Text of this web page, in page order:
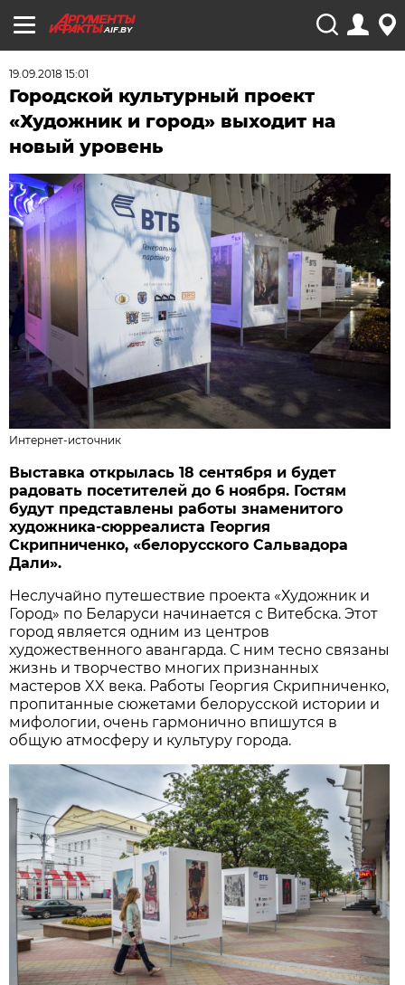
AIF.BY
19.09.2018 15:01
Городской культурный проект
«Художник и город» выходит на
новый уровень
Интернет-источник
Выставка открылась 18 сентября и будет
радовать посетителей до 6 ноября. Гостям
будут представлены работы знаменитого
художника-сюрреалиста Георгия
Скрипниченко, «белорусского Сальвадора
Дали».
Неслучайно путешествие проекта «Художник и
Город» по Беларуси начинается с Витебска. Этот
город является одним из центров
художественного авангарда. С ним тесно связаны
жизнь и творчество многих признанных
мастеров XX века. Работы Георгия Скрипниченко,
пропитанные сюжетами белорусской истории и
мифологии, очень гармонично впишутся в
общую атмосферу и культуру города.